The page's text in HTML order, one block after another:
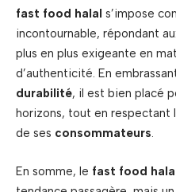
fast food halal s’impose
incontournable, répondant
plus en plus exigeante en
d’authenticité. En
durabilité, il est bien placé
horizons, tout en respectant
de ses consommateurs.
En somme, le fast food